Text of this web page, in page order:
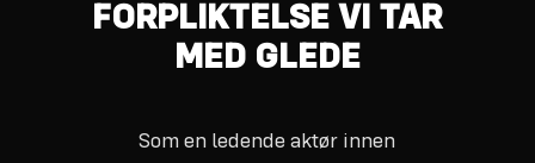
FORPLIKTELSE VI TAR
MED GLEDE
Som en ledende aktør innen